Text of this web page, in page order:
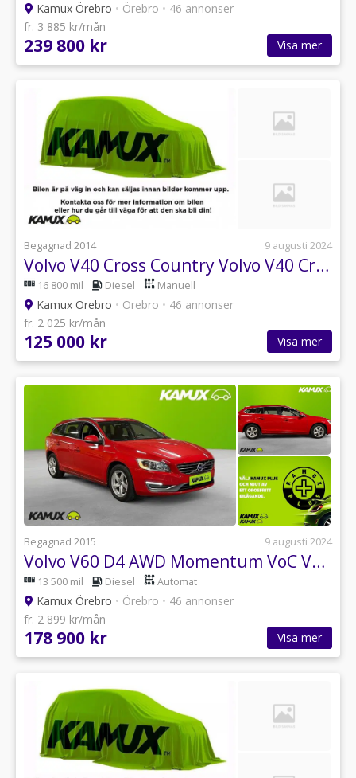
Kamux Örebro • Örebro • 46 annonser
fr. 3 885 kr/mån
239 800 kr Visa mer
Begagnad 2014 9 augusti 2024
Volvo V40 Cross Country Volvo V40 Cross Country D2 Manual, 115hp,
16 800 mil Diesel Manuell
Kamux Örebro • Örebro • 46 annonser
fr. 2 025 kr/mån
125 000 kr Visa mer
Begagnad 2015 9 augusti 2024
Volvo V60 D4 AWD Momentum VoC Värmare 181hk
13 500 mil Diesel Automat
Kamux Örebro • Örebro • 46 annonser
fr. 2 899 kr/mån
178 900 kr Visa mer